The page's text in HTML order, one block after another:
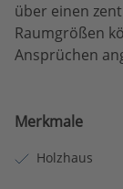
über einen
Raumgrößen
Ansprüchen
Merkmale
Holzhaus